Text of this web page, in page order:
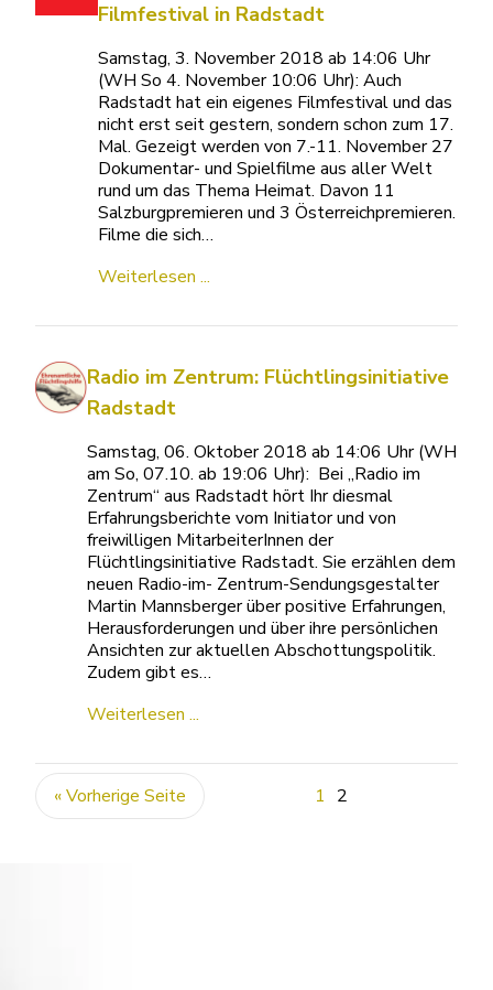
Filmfestival in Radstadt
Samstag, 3. November 2018 ab 14:06 Uhr
(WH So 4. November 10:06 Uhr): Auch
Radstadt hat ein eigenes Filmfestival und das
nicht erst seit gestern, sondern schon zum 17.
Mal. Gezeigt werden von 7.-11. November 27
Dokumentar- und Spielfilme aus aller Welt
rund um das Thema Heimat. Davon 11
Salzburgpremieren und 3 Österreichpremieren.
Filme die sich…
Weiterlesen ...
Radio im Zentrum: Flüchtlingsinitiative
Radstadt
Samstag, 06. Oktober 2018 ab 14:06 Uhr (WH
am So, 07.10. ab 19:06 Uhr): Bei „Radio im
Zentrum“ aus Radstadt hört Ihr diesmal
Erfahrungsberichte vom Initiator und von
freiwilligen MitarbeiterInnen der
Flüchtlingsinitiative Radstadt. Sie erzählen dem
neuen Radio-im- Zentrum-Sendungsgestalter
Martin Mannsberger über positive Erfahrungen,
Herausforderungen und über ihre persönlichen
Ansichten zur aktuellen Abschottungspolitik.
Zudem gibt es…
Weiterlesen ...
« Vorherige Seite 1 2